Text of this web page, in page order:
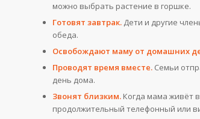
можно выбрать растение в горшке.
Готовят завтрак. Дети и другие
обеда.
Освобождают маму от домашних
Проводят время вместе. Семьи
день дома.
Звонят близким. Когда мама живёт
продолжительный телефонный или